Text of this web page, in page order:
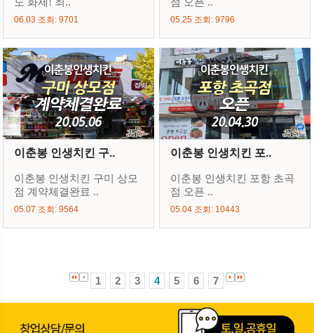
06.03 조회: 9701 05.25 조회: 9796
이춘봉 인생치킨 구..
이춘봉 인생치킨 구미 상모
점 계약체결완료 ..
05.07 조회: 9564
이춘봉 인생치킨 포..
이춘봉 인생치킨 포항 초곡
점 오픈 ..
05.04 조회: 10443
1 2 3 4 5 6 7